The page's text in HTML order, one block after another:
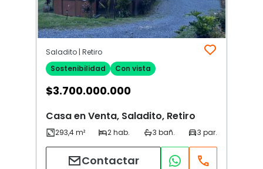
Saladito | Retiro
Sostenibilidad
Con vista
$3.700.000.000
Casa en Venta, Saladito, Retiro
Contactar